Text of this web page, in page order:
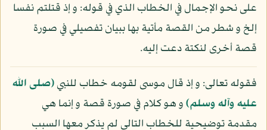
على نحو الإجمال في الخطاب الذي في قوله: و إذ قتلتم نفسا
إلخ و شطر من القصة مأتية بها ببيان تفصيلي في صورة
قصة أخرى لنكتة دعت إليه.
فقوله تعالى: و إذ قال موسى لقومه خطاب للنبي(صلى الله
عليه وآله وسلم)و هو كلام في صورة قصة و إنما هي
مقدمة توضيحية للخطاب التالي لم يذكر معها السبب